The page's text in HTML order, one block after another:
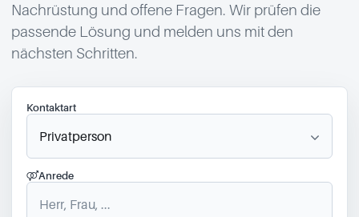
Nachrüstung und offene Fragen. Wir prüfen die
passende Lösung und melden uns mit den
nächsten Schritten.
Kontaktart
Anrede